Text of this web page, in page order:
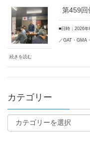
第459回
■日時：2026
／GAT・GMA
続きを読む
カテゴリー